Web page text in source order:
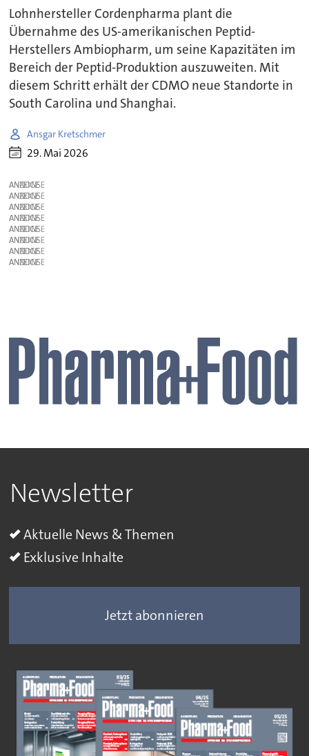
Lohnhersteller Cordenpharma plant die
Übernahme des US-amerikanischen Peptid-
Herstellers Ambiopharm, um seine Kapazitäten im
Bereich der Peptid-Produktion auszuweiten. Mit
diesem Schritt erhält der CDMO neue Standorte in
South Carolina und Shanghai.
Ansgar Kretschmer
29. Mai 2026
ANZEIGE
ANZEIGE
ANZEIGE
ANZEIGE
ANZEIGE
ANZEIGE
ANZEIGE
ANZEIGE
Newsletter
Aktuelle News & Themen
Exklusive Inhalte
Jetzt abonnieren